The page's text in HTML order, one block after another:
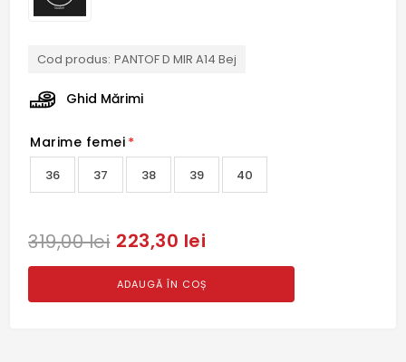
Cod produs: PANTOF D MIR A14 Bej
Ghid Mărimi
Marime femei *
36 37 38 39 40
319,00 lei 223,30 lei
ADAUGĂ ÎN COȘ